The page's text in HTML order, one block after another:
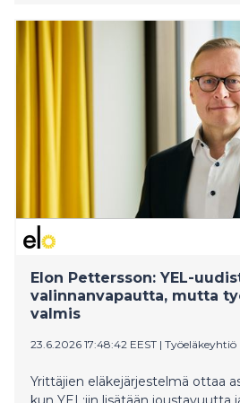
suomalaisten yritysten
lähitulevaisuudessa. Finnveran
muuttuvat
sanoo toimitusjohtaja Juuso
investointiaihiot ovat odottaneet
toteutumistaan, ja
on nyt entistä tärkeämpää. Myös
vihdoin kääntynyt Suomessa
Luottamuksesta ja
Finnveran SuomiAreena-
otsikolla Ei itkua markkinoilla.
monipuolinen puhujakattaus
Elon Pettersson: YEL-
valinnanvapautta, mutta
valmis
23.6.2026 17:48:42 EEST | Työeläkeyhtiö
Yrittäjien eläkejärjestelmä ottaa